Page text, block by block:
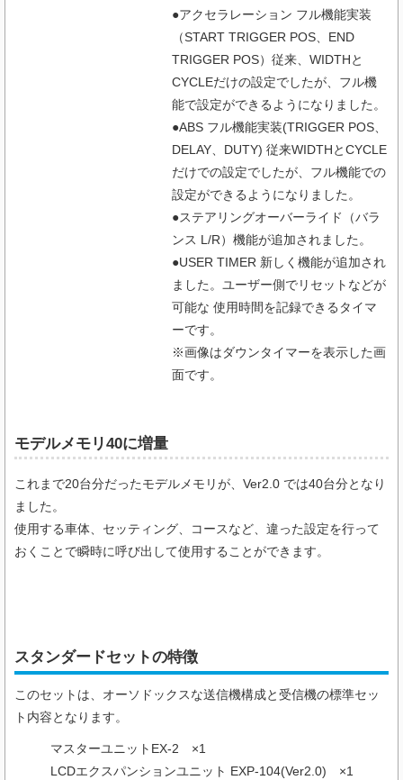
●アクセラレーション フル機能実装
（START TRIGGER POS、END
TRIGGER POS）従来、WIDTHと
CYCLEだけの設定でしたが、フル機
能で設定ができるようになりました。
●ABS フル機能実装(TRIGGER POS、
DELAY、DUTY) 従来WIDTHとCYCLE
だけでの設定でしたが、フル機能での
設定ができるようになりました。
●ステアリングオーバーライド（バラ
ンス L/R）機能が追加されました。
●USER TIMER 新しく機能が追加され
ました。ユーザー側でリセットなどが
可能な 使用時間を記録できるタイマ
ーです。
※画像はダウンタイマーを表示した画
面です。
モデルメモリ40に増量
これまで20台分だったモデルメモリが、Ver2.0 では40台分となり
ました。
使用する車体、セッティング、コースなど、違った設定を行って
おくことで瞬時に呼び出して使用することができます。
スタンダードセットの特徴
このセットは、オーソドックスな送信機構成と受信機の標準セッ
ト内容となります。
マスターユニットEX-2 ×1
LCDエクスパンションユニット EXP-104(Ver2.0) ×1